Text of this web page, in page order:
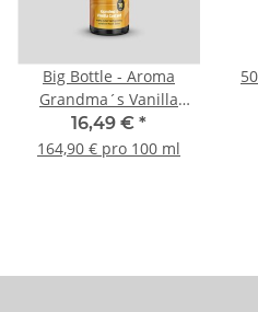
Big Bottle - Aroma
Grandma´s Vanilla
Custard 10ml
16,49 € *
164,90 € pro 100 ml